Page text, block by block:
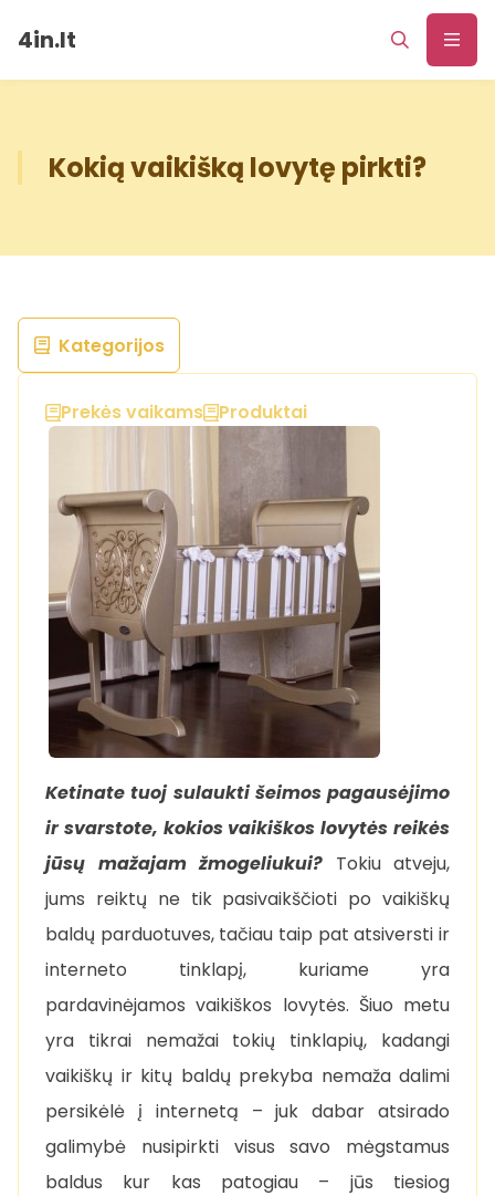
4in.lt
Kokią vaikišką lovytę pirkti?
Prekės vaikams Produktai
Ketinate tuoj sulaukti šeimos pagausėjimo
ir svarstote, kokios vaikiškos lovytės reikės
jūsų mažajam žmogeliukui? Tokiu atveju,
jums reiktų ne tik pasivaikščioti po vaikiškų
baldų parduotuves, tačiau taip pat atsiversti ir
interneto tinklapį, kuriame yra
pardavinėjamos vaikiškos lovytės. Šiuo metu
yra tikrai nemažai tokių tinklapių, kadangi
vaikiškų ir kitų baldų prekyba nemaža dalimi
persikėlė į internetą – juk dabar atsirado
galimybė nusipirkti visus savo mėgstamus
baldus kur kas patogiau – jūs tiesiog
Kategorijos